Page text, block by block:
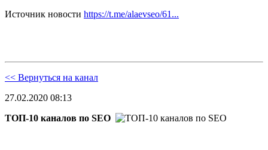
Источник новости https://t.me/alaevseo/61...
<< Вернуться на канал
27.02.2020 08:13
ТОП-10 каналов по SEO